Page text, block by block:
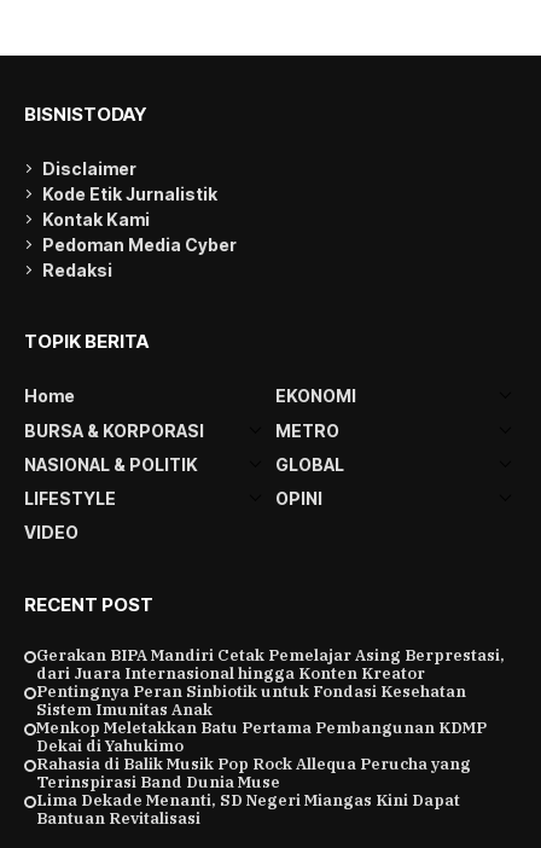
BISNISTODAY
Disclaimer
Kode Etik Jurnalistik
Kontak Kami
Pedoman Media Cyber
Redaksi
TOPIK BERITA
Home
EKONOMI
BURSA & KORPORASI
METRO
NASIONAL & POLITIK
GLOBAL
LIFESTYLE
OPINI
VIDEO
RECENT POST
Gerakan BIPA Mandiri Cetak Pemelajar Asing Berprestasi,
dari Juara Internasional hingga Konten Kreator
Pentingnya Peran Sinbiotik untuk Fondasi Kesehatan
Sistem Imunitas Anak
Menkop Meletakkan Batu Pertama Pembangunan KDMP
Dekai di Yahukimo
Rahasia di Balik Musik Pop Rock Allequa Perucha yang
Terinspirasi Band Dunia Muse
Lima Dekade Menanti, SD Negeri Miangas Kini Dapat
Bantuan Revitalisasi